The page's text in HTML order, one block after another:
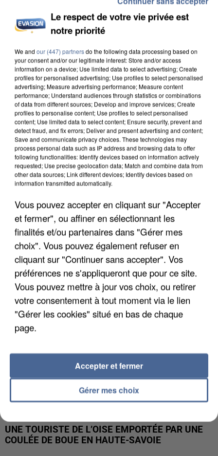
L’UN DES FONDATEURS SUPPOSÉS DE LA DZ
MAFIA INTERPELLÉ EN ALGÉRIE
UN SECOND CADRE DE LA DZ MAFIA
INTERPELLÉ EN ALGÉRIE
UNE TOURISTE DE L’OISE EMPORTÉE PAR UNE
COULÉE DE BOUE EN HAUTE-SAVOIE
Le respect de votre vie privée est
notre priorité
We and our (447) partnersdo the following data processing based on
your consent and/or our legitimate interest: Store and/or access
information on a device; Use limited data to select advertising; Create
profiles for personalised advertising; Use profiles to select personalised
advertising; Measure advertising performance; Measure content
performance; Understand audiences through statistics or combinations
of data from different sources; Develop and improve services; Create
profiles to personalise content; Use profiles to select personalised
content; Use limited data to select content; Ensure security, prevent and
detect fraud, and fix errors; Deliver and present advertising and content;
Save and communicate privacy choices. These technologies may
process personal data such as IP address and browsing data to offer
following functionalities: Identify devices based on information actively
requested; Use precise geolocation data; Match and combine data from
other data sources; Link different devices; Identify devices based on
information transmitted automatically.
Vous pouvez accepter en cliquant sur "Accepter
et fermer", ou affiner en sélectionnant les
finalités et/ou partenaires dans "Gérer mes
choix". Vous pouvez également refuser en
cliquant sur "Continuer sans accepter". Vos
préférences ne s'appliqueront que pour ce site.
Vous pouvez mettre à jour vos choix, ou retirer
votre consentement à tout moment via le lien
"Gérer les cookies" situé en bas de chaque
page.
Gérer mes choix
Accepter et fermer